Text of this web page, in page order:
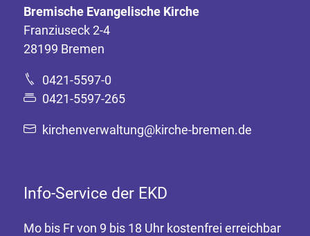
Bremische Evangelische Kirche
Franziuseck 2-4
28199 Bremen
0421-5597-0
0421-5597-265
kirchenverwaltung@kirche-bremen.de
Info-Service der EKD
Mo bis Fr von 9 bis 18 Uhr kostenfrei erreichbar